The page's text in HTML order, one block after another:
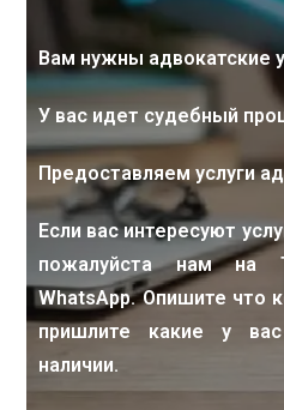
Вам нужны адвокатские
У вас идет судебный
Предоставляем услуги
Если вас интересуют
пожалуйста нам на
WhatsApp. Опишите что
пришлите какие у
наличии.